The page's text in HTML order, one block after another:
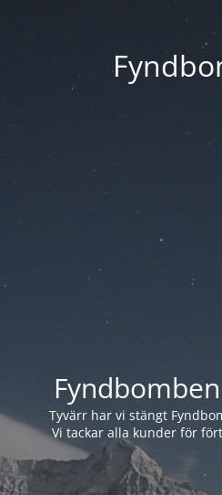
Tyvärr har vi stängt
Vi tackar alla kunder för